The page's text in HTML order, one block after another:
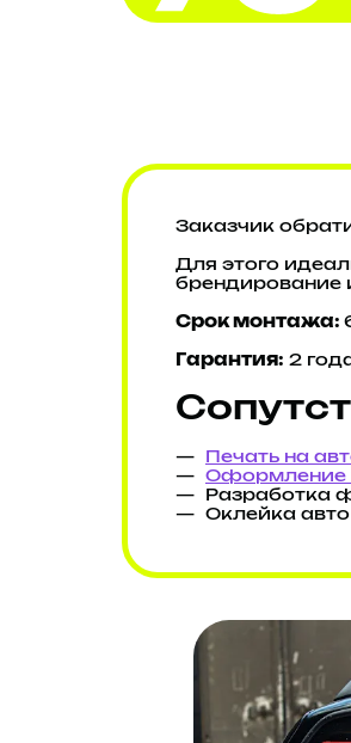
Заказчик
Для этого
брендирование
Срок монтажа:
Гарантия: 2
Печать на
Оформление
Разработка
Оклейка